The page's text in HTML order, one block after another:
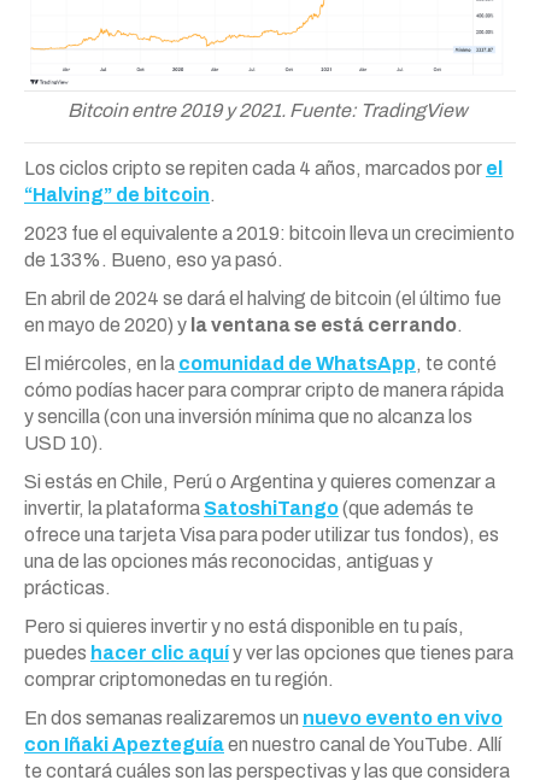
Bitcoin entre 2019 y 2021. Fuente: TradingView
Los ciclos cripto se repiten cada 4 años, marcados por el
“Halving” de bitcoin.
2023 fue el equivalente a 2019: bitcoin lleva un crecimiento
de 133%. Bueno, eso ya pasó.
En abril de 2024 se dará el halving de bitcoin (el último fue
en mayo de 2020) y la ventana se está cerrando.
El miércoles, en la comunidad de WhatsApp, te conté
cómo podías hacer para comprar cripto de manera rápida
y sencilla (con una inversión mínima que no alcanza los
USD 10).
Si estás en Chile, Perú o Argentina y quieres comenzar a
invertir, la plataforma SatoshiTango(que además te
ofrece una tarjeta Visa para poder utilizar tus fondos), es
una de las opciones más reconocidas, antiguas y
prácticas.
Pero si quieres invertir y no está disponible en tu país,
puedes hacer clic aquíy ver las opciones que tienes para
comprar criptomonedas en tu región.
En dos semanas realizaremos un nuevo evento en vivo
con Iñaki Apezteguíaen nuestro canal de YouTube. Allí
te contará cuáles son las perspectivas y las que considera